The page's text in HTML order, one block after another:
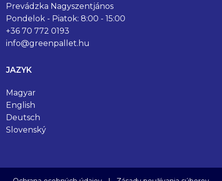
Prevádzka Nagyszentjános
Pondelok - Piatok: 8:00 - 15:00
+36 70 772 0193
info@greenpallet.hu
JAZYK
Magyar
English
Deutsch
Slovenský